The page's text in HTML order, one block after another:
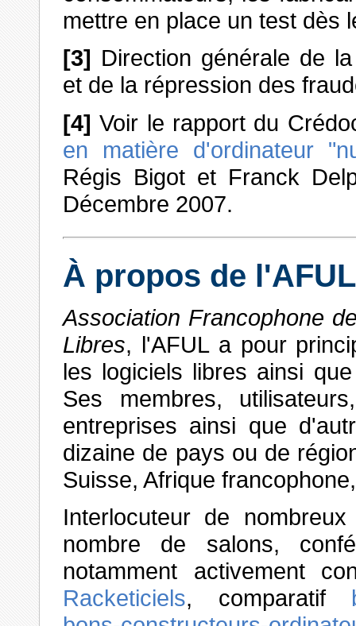
mettre en place un test dès
[3] Direction générale de
et de la répression des
[4] Voir le rapport du
en matière d'ordinateur
Régis Bigot et Franck
Décembre 2007.
À propos de
Association Francophone
Libres, l'AFUL a pour
les logiciels libres ainsi
Ses membres,
entreprises ainsi que
dizaine de pays ou de
Suisse, Afrique
Interlocuteur de
nombre de salons,
notamment activement
Racketiciels, comparatif